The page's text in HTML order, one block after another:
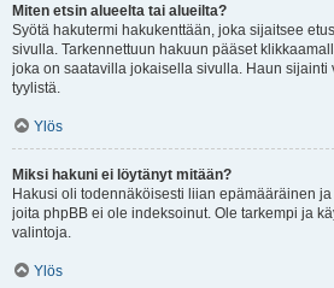
Miten etsin alueelta tai alueilta?
Syötä hakutermi hakukenttään, joka sijaitsee
sivulla. Tarkennettuun hakuun pääset
joka on saatavilla jokaisella sivulla. Haun sijainti
tyylistä.
Ylös
Miksi hakuni ei löytänyt mitään?
Hakusi oli todennäköisesti liian epämääräinen
joita phpBB ei ole indeksoinut. Ole tarkempi ja
valintoja.
Ylös